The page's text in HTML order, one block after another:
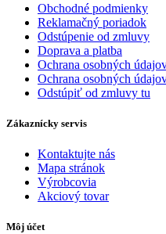
Obchodné podmienky
Reklamačný poriadok
Odstúpenie od zmluvy
Doprava a platba
Ochrana osobných
Ochrana osobných
Odstúpiť od zmluvy tu
Zákaznícky servis
Kontaktujte nás
Mapa stránok
Výrobcovia
Akciový tovar
Môj účet